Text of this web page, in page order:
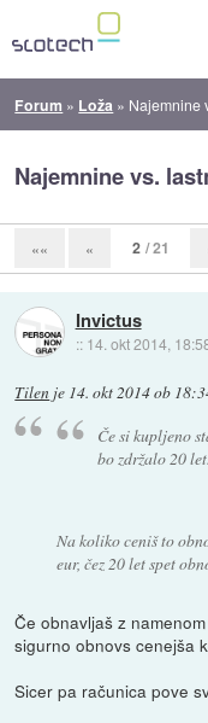
Forum » Loža » Najemnine
Najemnine vs.
«« « 2 / 21
Invictus
:: 14. okt 2014,
Tilen je 14. okt 2014 ob
Če si kupljeno
bo zdržalo 20 let.
Na koliko ceniš to
eur, čez 20 let spet
Če obnavljaš z
sigurno obnovs cenejša
Sicer pa računica pove